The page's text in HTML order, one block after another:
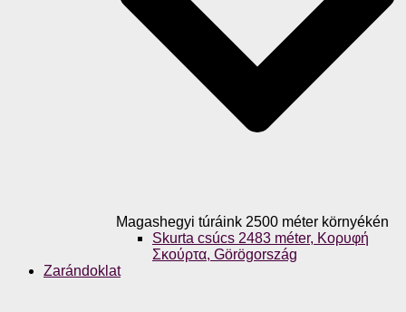
Magashegyi túráink 2500 méter környékén
Skurta csúcs 2483 méter, Κορυφή
Σκούρτα, Görögország
Zarándoklat